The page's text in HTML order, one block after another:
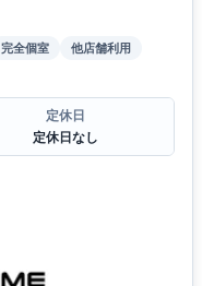
完全個室
他店舗利用
定休日
定休日なし